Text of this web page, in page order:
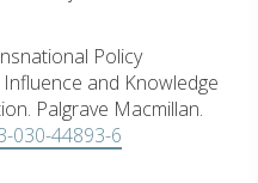
Policy
and Knowledge
Palgrave Macmillan.
030-44893-6